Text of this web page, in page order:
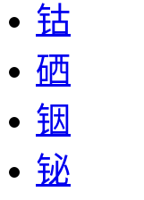
钴
硒
铟
铋